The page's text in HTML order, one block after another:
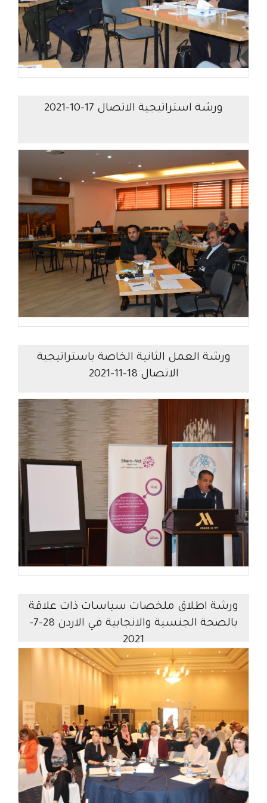
ورشة استراتيجية الاتصال 17-10-2021
ورشة العمل الثانية الخاصة باستراتيجية
الاتصال 18-11-2021
ورشة اطلاق ملخصات سياسات ذات علاقة
بالصحة الجنسية والانجابية في الاردن 28-7-
2021